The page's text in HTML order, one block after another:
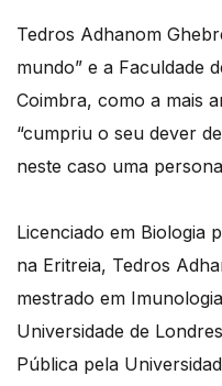
Tedros Adhanom
mundo” e a Faculdade
Coimbra, como a mais
“cumpriu o seu dever
neste caso uma
Licenciado em Biologia
na Eritreia, Tedros
mestrado em
Universidade de
Pública pela